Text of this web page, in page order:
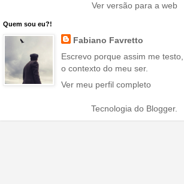
Ver versão para a web
Quem sou eu?!
Fabiano Favretto
Escrevo porque assim me
o contexto do meu ser.
Ver meu perfil completo
Tecnologia do Blogger.